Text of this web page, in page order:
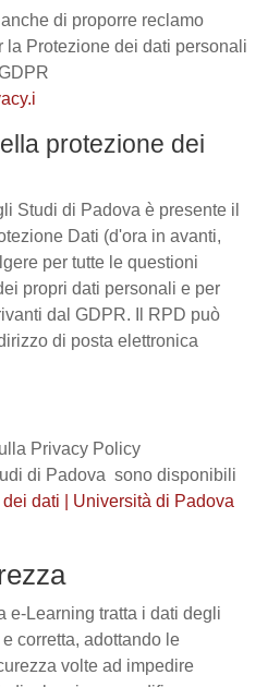
anche di proporre reclamo
la Protezione dei dati personali
protezione dei
Studi di Padova è presente il
Dati (d'ora in avanti,
per tutte le questioni
propri dati personali e per
dal GDPR. Il RPD può
di posta elettronica
Privacy Policy
di Padova sono disponibili
dati | Università di Padova
e-Learning tratta i dati degli
corretta, adottando le
volte ad impedire